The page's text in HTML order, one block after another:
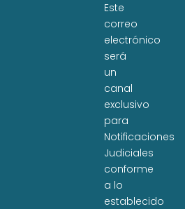
Este
correo
electrónico
será
un
canal
exclusivo
para
Notificaciones
Judiciales
conforme
a lo
establecido